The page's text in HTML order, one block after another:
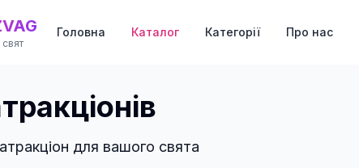
Головна Каталог Категорії Про нас
для вашого свята